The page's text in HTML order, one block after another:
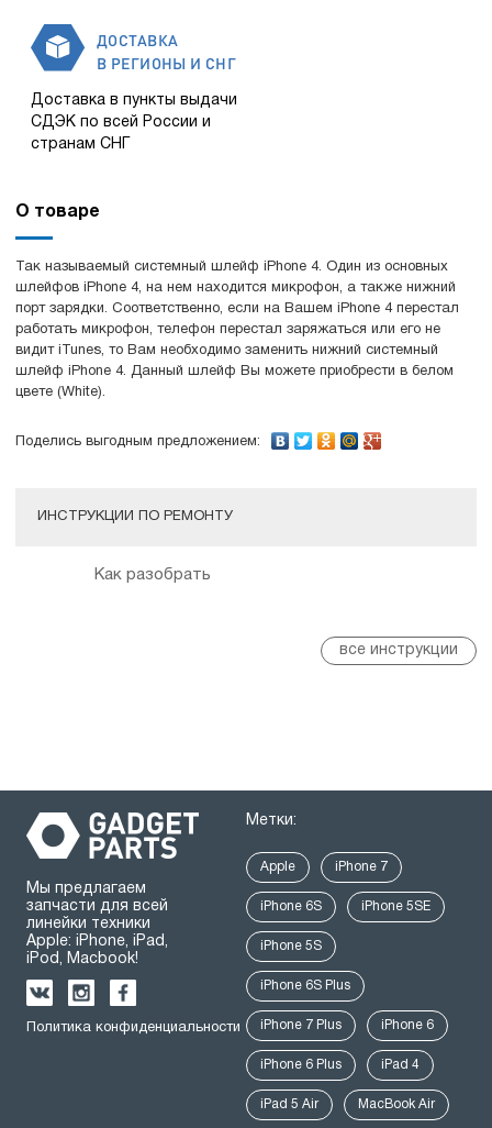
ДОСТАВКА
В РЕГИОНЫ И СНГ
Доставка в пункты выдачи
СДЭК по всей России и
странам СНГ
О товаре
Так называемый системный шлейф iPhone 4. Один из основных
шлейфов iPhone 4, на нем находится микрофон, а также нижний
порт зарядки. Соответственно, если на Вашем iPhone 4 перестал
работать микрофон, телефон перестал заряжаться или его не
видит iTunes, то Вам необходимо заменить нижний системный
шлейф iPhone 4. Данный шлейф Вы можете приобрести в белом
цвете (White).
Поделись выгодным предложением:
ИНСТРУКЦИИ ПО РЕМОНТУ
Как разобрать
все инструкции
Мы предлагаем
запчасти для всей
линейки техники
Apple: iPhone, iPad,
iPod, Macbook!
Политика конфиденциальности
Метки:
Apple iPhone 7
iPhone 6S iPhone 5SE
iPhone 5S
iPhone 6S Plus
iPhone 7 Plus iPhone 6
iPhone 6 Plus iPad 4
iPad 5 Air MacBook Air